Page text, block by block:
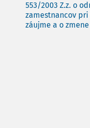
553/2003 Z.z. o
zamestnancov
záujme a o zmene